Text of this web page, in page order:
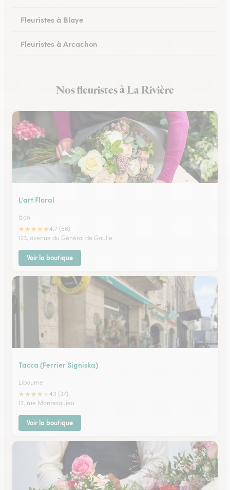
Fleuristes à Blaye
Fleuristes à Arcachon
Fleuristes à PessacNos fleuristes à La Rivière
L’art Floral
Izon
★★★★★4.7 (56)
123, avenue du Général de Gaulle
Voir la boutique
Tacca (Ferrier Signiska)
Libourne
★★★★
4.1 (37)
12, rue Montesquieu
Voir la boutique